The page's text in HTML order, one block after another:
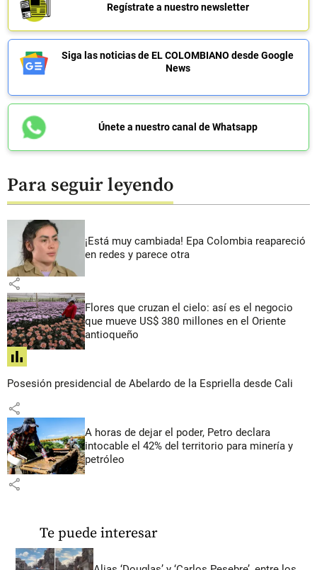
Regístrate a nuestro newsletter
Siga las noticias de EL COLOMBIANO desde Google
News
Únete a nuestro canal de Whatsapp
Para seguir leyendo
¡Está muy cambiada! Epa Colombia reapareció
en redes y parece otra
share
Flores que cruzan el cielo: así es el negocio
que mueve US$ 380 millones en el Oriente
antioqueño
share
Posesión presidencial de Abelardo de la Espriella desde Cali
share
A horas de dejar el poder, Petro declara
intocable el 42% del territorio para minería y
petróleo
share
Te puede interesar